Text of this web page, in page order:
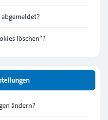
löschen“?
ändern?